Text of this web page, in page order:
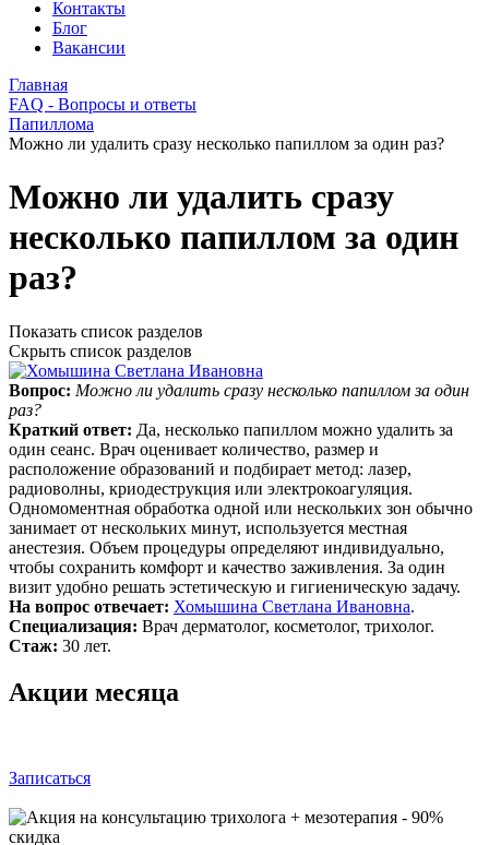
Контакты
Блог
Вакансии
Главная
FAQ - Вопросы и ответы
Папиллома
Можно ли удалить сразу несколько папиллом за один раз?
Можно ли удалить сразу
несколько папиллом за один
раз?
Показать список разделов
Скрыть список разделов
Вопрос: Можно ли удалить сразу несколько папиллом за один
раз?
Краткий ответ: Да, несколько папиллом можно удалить за
один сеанс. Врач оценивает количество, размер и
расположение образований и подбирает метод: лазер,
радиоволны, криодеструкция или электрокоагуляция.
Одномоментная обработка одной или нескольких зон обычно
занимает от нескольких минут, используется местная
анестезия. Объем процедуры определяют индивидуально,
чтобы сохранить комфорт и качество заживления. За один
визит удобно решать эстетическую и гигиеническую задачу.
На вопрос отвечает: Хомышина Светлана Ивановна.
Специализация: Врач дерматолог, косметолог, трихолог.
Стаж: 30 лет.
Акции месяца
Записаться